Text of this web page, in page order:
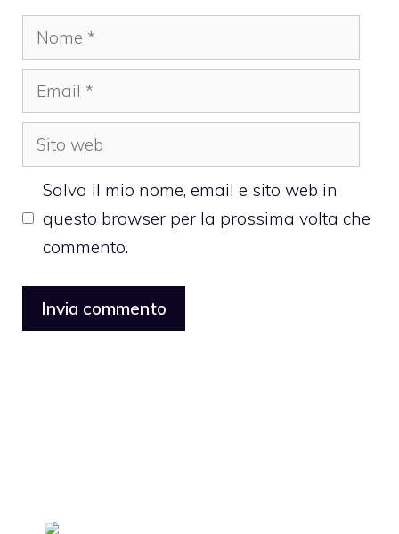
Nome
Email
Sito
web
Salva il mio nome, email e sito web in
questo browser per la prossima volta che
commento.